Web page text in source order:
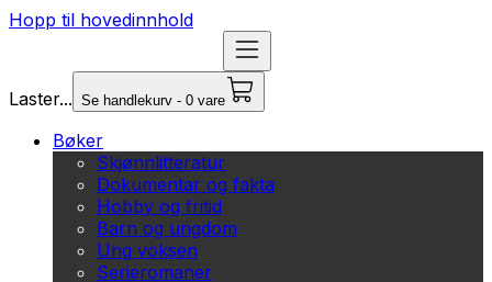
Hopp til hovedinnhold
Laster... Se handlekurv - 0 vare
Bøker
Skjønnlitteratur
Dokumentar og fakta
Hobby og fritid
Barn og ungdom
Ung voksen
Serieromaner